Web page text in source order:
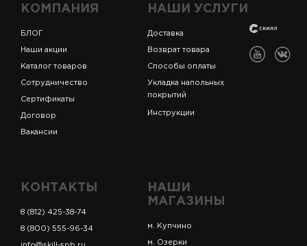
КОМПАНИЯ
БЛОГ
Наши акции
Каталог товаров
Сотрудничество
Сертификаты
Договор
Вакансии
НАШИ УСЛУГИ
Доставка
Возврат товара
Способы оплаты
Укладка напольных
покрытий
Инструкции
КОНТАКТЫ
8 (812) 425-38-74
8 (800) 555-96-34
НАШИ
МАГАЗИНЫ
м. Купчино
м. Озерки